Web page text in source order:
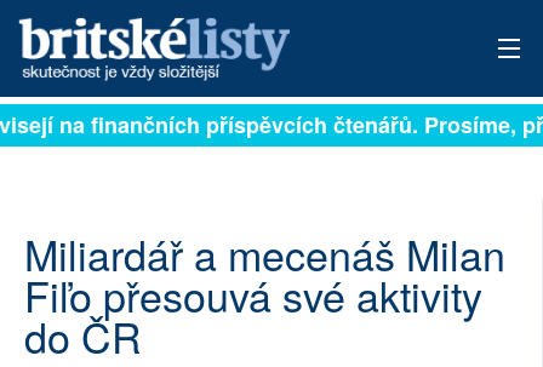
PŘIHLÁSIT
ARCHIV
ROZHOVORY
TÉMATA
na finančních příspěvcích čtenářů. Prosíme,
Miliardář a mecenáš Milan
Fiľo přesouvá své aktivity
do ČR